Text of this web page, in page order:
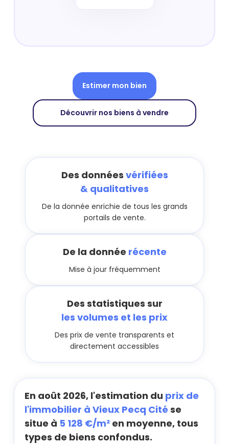
Estimer mon bien
Découvrir nos biens à vendre
Des données vérifiées
& qualitatives
De la donnée enrichie de tous les grands
portails de vente.
De la donnée récente
Mise à jour fréquemment
Des statistiques sur
les volumes et les prix
Des prix de vente transparents et
directement accessibles
En août 2026, l'estimation du prix de
l'immobilier à Vieux Pecq Cité se
situe à 5 128 €/m² en moyenne, tous
types de biens confondus.